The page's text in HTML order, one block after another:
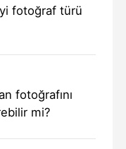
fotoğraf türü
fotoğrafını
mi?